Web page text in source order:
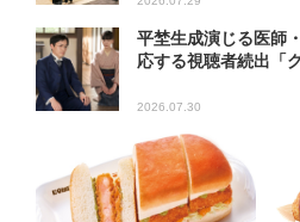
平埜生成演じる医師
応する視聴者続出「
2026.07.30